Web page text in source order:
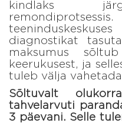
kindlaks
diagnostikat
maksumus
keerukusest, ja
tuleb välja
Sõltuvalt
tahvelarvuti
3 päevani. Selle